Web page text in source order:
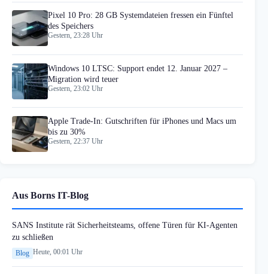
Pixel 10 Pro: 28 GB Systemdateien fressen ein Fünftel
des Speichers
Gestern, 23:28 Uhr
Windows 10 LTSC: Support endet 12. Januar 2027 –
Migration wird teuer
Gestern, 23:02 Uhr
Apple Trade-In: Gutschriften für iPhones und Macs um
bis zu 30%
Gestern, 22:37 Uhr
Aus Borns IT-Blog
SANS Institute rät Sicherheitsteams, offene Türen für KI-Agenten
zu schließen
Blog Heute, 00:01 Uhr